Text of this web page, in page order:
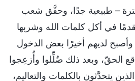
– طبيعية جدًا، وحقَّق شعب
في أكل كلمات الله وشربها
لديهم أخيرًا بعض الدخول
الحقّ، وبعد ذلك ضُلِّلوا وأُزعِجوا
يتحدَّثون بالكلمات والتعاليم،